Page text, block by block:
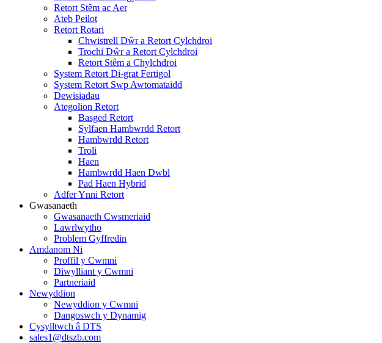
Retort Stêm ac Aer
Ateb Peilot
Retort Rotari
Chwistrell Dŵr a Retort Cylchdroi
Trochi Dŵr a Retort Cylchdroi
Retort Stêm a Chylchdroi
System Retort Di-grat Fertigol
System Retort Swp Awtomataidd
Dewisiadau
Ategolion Retort
Basged Retort
Sylfaen Hambwrdd Retort
Hambwrdd Retort
Troli
Haen
Hambwrdd Haen Dwbl
Pad Haen Hybrid
Adfer Ynni Retort
Gwasanaeth
Gwasanaeth Cwsmeriaid
Lawrlwytho
Problem Gyffredin
Amdanom Ni
Proffil y Cwmni
Diwylliant y Cwmni
Partneriaid
Newyddion
Newyddion y Cwmni
Dangoswch y Dynamig
Cysylltwch â DTS
sales1@dtszb.com